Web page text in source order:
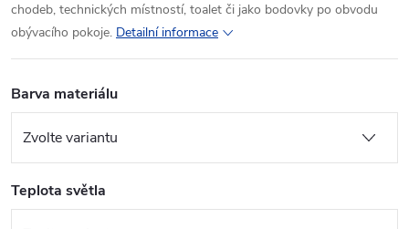
chodeb, technických místností, toalet či jako bodovky po obvodu
obývacího pokoje. Detailní informace
Barva materiálu
Teplota světla